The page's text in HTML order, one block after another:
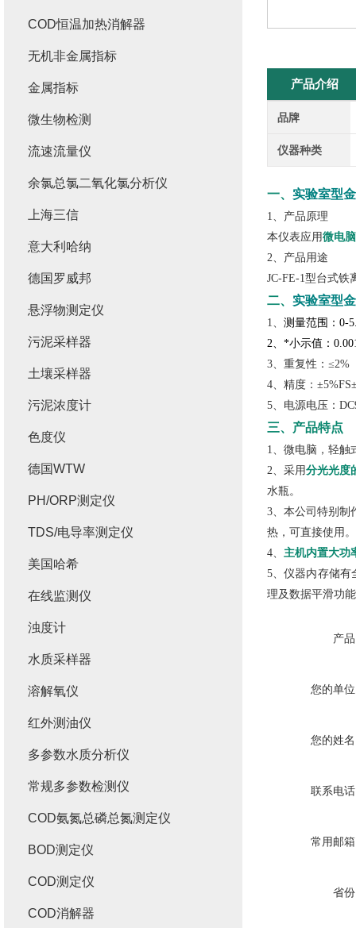
产品介绍
品牌
仪器种类
一、 实验室型
1、产品原理
本仪表应用微电
2、产品用途
JC-FE-1型台式铁
二、 实验室型
1、 测量范围：0-
2、*小示值：
3、重复性：≤2%
4、精度：
5、电源电压：
三、产品特点
1、微电脑，轻触
2、采用分光光度
水瓶。
3、本公司特别制
热，可直接使用。
4、 主机内置大功
5、仪器内存储有
理及数据平滑功
产
您的单
您的姓
联系电
常用邮
省
COD恒温加热消解器
无机非金属指标
金属指标
微生物检测
流速流量仪
余氯总氯二氧化氯分析仪
上海三信
意大利哈纳
德国罗威邦
悬浮物测定仪
污泥采样器
土壤采样器
污泥浓度计
色度仪
德国WTW
PH/ORP测定仪
TDS/电导率测定仪
美国哈希
在线监测仪
浊度计
水质采样器
溶解氧仪
红外测油仪
多参数水质分析仪
常规多参数检测仪
COD氨氮总磷总氮测定仪
BOD测定仪
COD测定仪
COD消解器